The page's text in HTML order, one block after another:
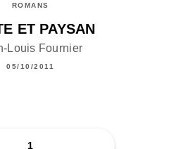
ROMANS
ET PAYSAN
Louis Fournier
05/10/2011
1